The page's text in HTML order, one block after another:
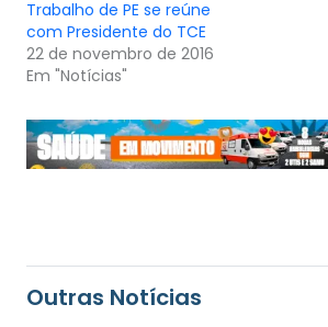
Trabalho de PE se reúne
com Presidente do TCE
22 de novembro de 2016
Em "Notícias"
Outras Notícias